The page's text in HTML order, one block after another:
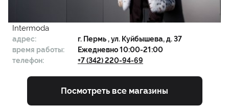
Intermoda
адрес: г. Пермь, ул. Куйбышева, д. 37
время работы:
Ежедневно 10:00-21:00
телефон:
+7 (342) 220-94-69
Посмотреть все магазины